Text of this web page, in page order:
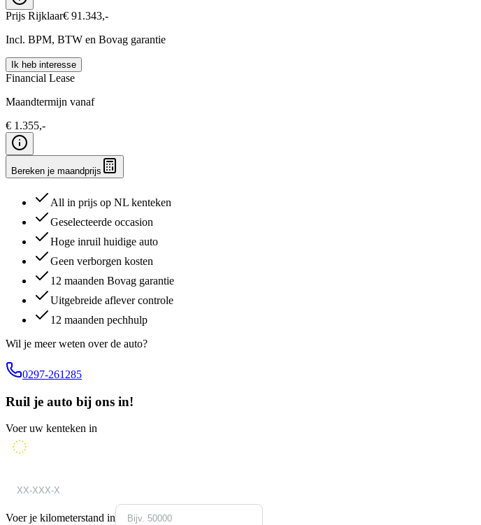
Prijs Rijklaar€ 91.343,-
Incl. BPM, BTW en Bovag garantie
Ik heb interesse
Financial Lease
Maandtermijn vanaf
€ 1.355,-
Bereken je maandprijs
All in prijs op NL kenteken
Geselecteerde occasion
Hoge inruil huidige auto
Geen verborgen kosten
12 maanden Bovag garantie
Uitgebreide aflever controle
12 maanden pechhulp
Wil je meer weten over de auto?
0297-261285
Ruil je auto bij ons in!
Voer uw kenteken in
Voer je kilometerstand in